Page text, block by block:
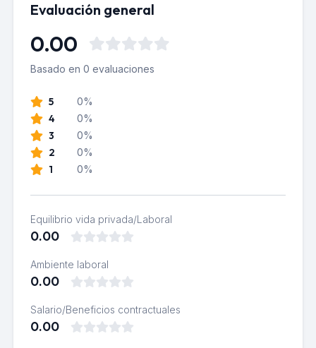
Evaluación general
0.00
Basado en 0 evaluaciones
5 0%
4 0%
3 0%
2 0%
1 0%
Equilibrio vida privada/Laboral
0.00
Ambiente laboral
0.00
Salario/Beneficios contractuales
0.00